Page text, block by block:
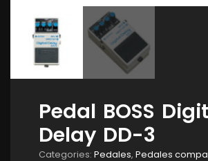
Pedal BOSS
Delay DD-3
Categories: Pedales, Pedales